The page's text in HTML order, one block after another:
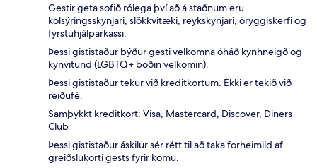
Gestir geta sofið rólega því að á staðnum eru
kolsýringsskynjari, slökkvitæki, reykskynjari, öryggiskerfi og
fyrstuhjálparkassi.
Þessi gististaður býður gesti velkomna óháð kynhneigð og
kynvitund (LGBTQ+ boðin velkomin).
Þessi gististaður tekur við kreditkortum. Ekki er tekið við
reiðufé.
Samþykkt kreditkort: Visa, Mastercard, Discover, Diners
Club
Þessi gististaður áskilur sér rétt til að taka forheimild af
greiðslukorti gests fyrir komu.